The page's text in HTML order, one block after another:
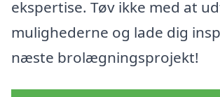
ekspertise. Tøv ikke med at
mulighederne og lade dig
næste brolægningsprojekt!